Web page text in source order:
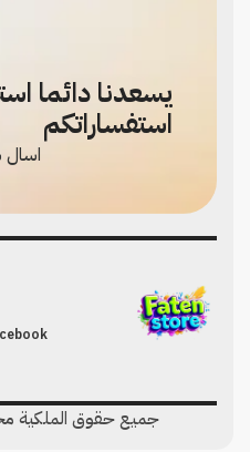
يسعدنا دائما
استفساراتكم
جميع حقوق الملكية